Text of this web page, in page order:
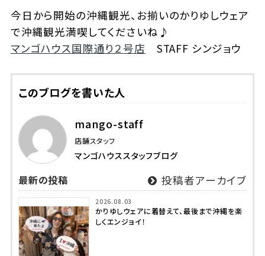
今日から開始の沖縄観光、お揃いのかりゆしウェア
で沖縄観光満喫してくださいね♪
マンゴハウス国際通り２号店 STAFF シンジョウ
このブログを書いた人
mango-staff
店舗スタッフ
マンゴハウススタッフブログ
最新の投稿 投稿者アーカイブ
2026.08.03
かりゆしウェアに着替えて、最後まで沖縄を楽
しくエンジョイ！